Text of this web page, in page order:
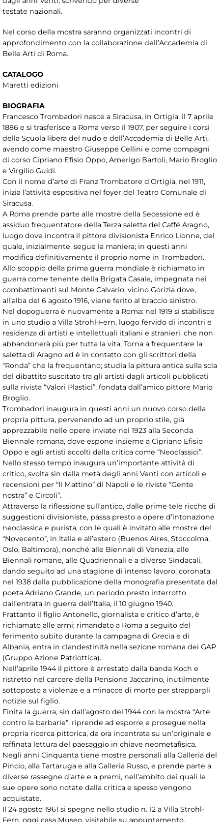
testate nazionali.
Nel corso della mostra saranno organizzati incontri di
approfondimento con la collaborazione dell’Accademia di
Belle Arti di Roma.
CATALOGO
Maretti edizioni
BIOGRAFIA
Francesco Trombadori nasce a Siracusa, in Ortigia, il 7 aprile
1886 e si trasferisce a Roma verso il 1907, per seguire i corsi
della Scuola libera del nudo e dell’Accademia di Belle Arti,
avendo come maestro Giuseppe Cellini e come compagni
di corso Cipriano Efisio Oppo, Amerigo Bartoli, Mario Broglio
e Virgilio Guidi.
Con il nome d’arte di Franz Trombatore d’Ortigia, nel 1911,
inizia l’attività espositiva nel foyer del Teatro Comunale di
Siracusa.
A Roma prende parte alle mostre della Secessione ed è
assiduo frequentatore della Terza saletta del Caffé Aragno,
luogo dove incontra il pittore divisionista Enrico Lionne, del
quale, inizialmente, segue la maniera; in questi anni
modifica definitivamente il proprio nome in Trombadori.
Allo scoppio della prima guerra mondiale è richiamato in
guerra come tenente della Brigata Casale, impegnata nei
combattimenti sul Monte Calvario, vicino Gorizia dove,
all’alba del 6 agosto 1916, viene ferito al braccio sinistro.
Nel dopoguerra è nuovamente a Roma: nel 1919 si stabilisce
in uno studio a Villa Strohl-Fern, luogo fervido di incontri e
residenza di artisti e intellettuali italiani e stranieri, che non
abbandonerà più per tutta la vita. Torna a frequentare la
saletta di Aragno ed è in contatto con gli scrittori della
“Ronda” che la frequentano; studia la pittura antica sulla scia
del dibattito suscitato tra gli artisti dagli articoli pubblicati
sulla rivista “Valori Plastici”, fondata dall’amico pittore Mario
Broglio.
Trombadori inaugura in questi anni un nuovo corso della
propria pittura, pervenendo ad un proprio stile, già
apprezzabile nelle opere inviate nel 1923 alla Seconda
Biennale romana, dove espone insieme a Cipriano Efisio
Oppo e agli artisti accolti dalla critica come “Neoclassici”.
Nello stesso tempo inaugura un’importante attività di
critico, svolta sin dalla metà degli anni Venti con articoli e
recensioni per “Il Mattino” di Napoli e le riviste “Gente
nostra” e Circoli”.
Attraverso la riflessione sull’antico, dalle prime tele ricche di
suggestioni divisioniste, passa presto a opere d’intonazione
neoclassica e purista, con le quali è invitato alle mostre del
“Novecento”, in Italia e all’estero (Buenos Aires, Stoccolma,
Oslo, Baltimora), nonché alle Biennali di Venezia, alle
Biennali romane, alle Quadriennali e a diverse Sindacali,
dando seguito ad una stagione di intenso lavoro, coronata
nel 1938 dalla pubblicazione della monografia presentata dal
poeta Adriano Grande, un periodo presto interrotto
dall’entrata in guerra dell’Italia, il 10 giugno 1940.
Frattanto il figlio Antonello, giornalista e critico d’arte, è
richiamato alle armi; rimandato a Roma a seguito del
ferimento subito durante la campagna di Grecia e di
Albania, entra in clandestinità nella sezione romana dei GAP
(Gruppo Azione Patriottica).
Nell’aprile 1944 il pittore è arrestato dalla banda Koch e
ristretto nel carcere della Pensione Jaccarino, inutilmente
sottoposto a violenze e a minacce di morte per strappargli
notizie sul figlio.
Finita la guerra, sin dall’agosto del 1944 con la mostra “Arte
contro la barbarie”, riprende ad esporre e prosegue nella
propria ricerca pittorica, da ora incentrata su un’originale e
raffinata lettura del paesaggio in chiave neometafisica.
Negli anni Cinquanta tiene mostre personali alla Galleria del
Pincio, alla Tartaruga e alla Galleria Russo, e prende parte a
diverse rassegne d’arte e a premi, nell’ambito dei quali le
sue opere sono notate dalla critica e spesso vengono
acquistate.
Il 24 agosto 1961 si spegne nello studio n. 12 a Villa Strohl-
Fern, oggi casa Museo, visitabile su appuntamento.